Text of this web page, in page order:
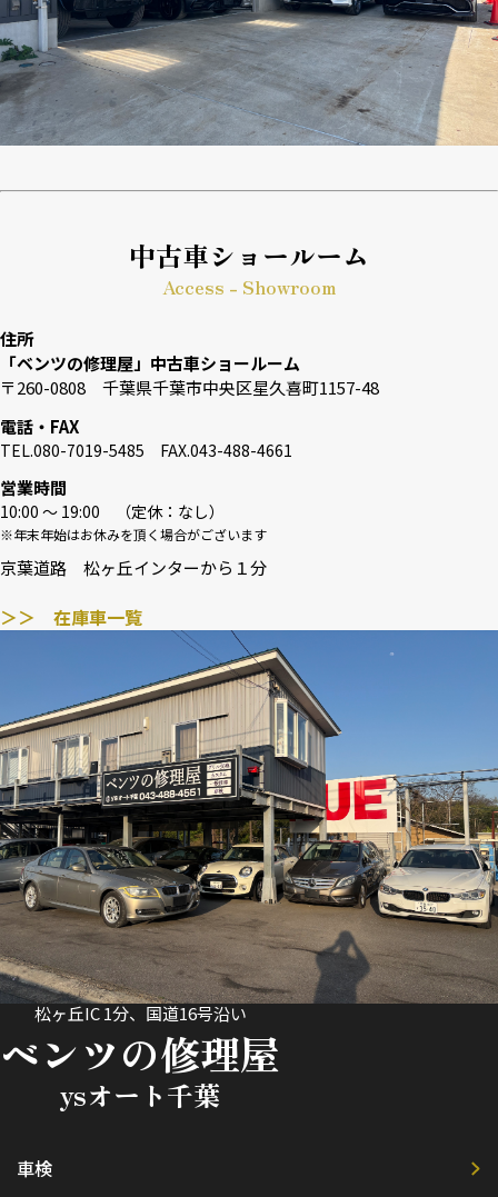
中古車ショールーム
Access - Showroom
住所
「ベンツの修理屋」中古車ショールーム
〒260-0808 千葉県千葉市中央区星久喜町1157-48
電話・FAX
TEL.080-7019-5485 FAX.043-488-4661
営業時間
10:00 〜 19:00 （定休：なし）
※年末年始はお休みを頂く場合がございます
京葉道路 松ヶ丘インターから１分
＞＞ 在庫車一覧
松ヶ丘IC 1分、国道16号沿い
ベンツの修理屋
ysオート千葉
車検